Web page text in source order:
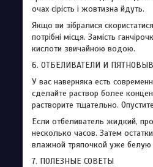
очах сірість і жовтизна йдуть.
Якщо ви зібралися
потрібні місця. Замість
кислоти звичайною водою.
6. ОТБЕЛИВАТЕЛИ И
У вас наверняка есть
сделайте раствор более
растворите тщательно.
Если отбеливатель жидкий,
несколько часов. Затем
влажной тряпочкой уже
7. ПОЛЕЗНЫЕ СОВЕТЫ